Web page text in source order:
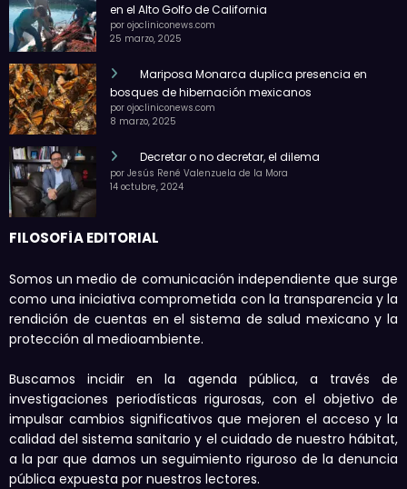
en el Alto Golfo de California
por ojocliniconews.com
25 marzo, 2025
Mariposa Monarca duplica presencia en
bosques de hibernación mexicanos
por ojocliniconews.com
8 marzo, 2025
Decretar o no decretar, el dilema
por Jesús René Valenzuela de la Mora
14 octubre, 2024
FILOSOFÍA EDITORIAL
Somos un medio de comunicación independiente que surge
como una iniciativa comprometida con la transparencia y la
rendición de cuentas en el sistema de salud mexicano y la
protección al medioambiente.
Buscamos incidir en la agenda pública, a través de
investigaciones periodísticas rigurosas, con el objetivo de
impulsar cambios significativos que mejoren el acceso y la
calidad del sistema sanitario y el cuidado de nuestro hábitat,
a la par que damos un seguimiento riguroso de la denuncia
pública expuesta por nuestros lectores.